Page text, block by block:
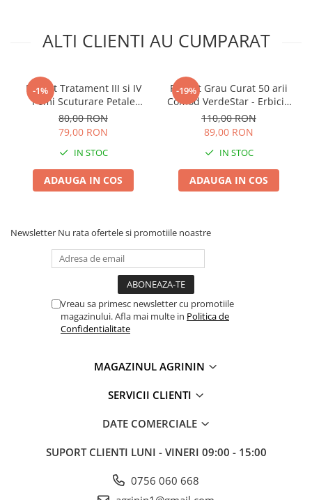
Diverse
Fierastraie manuale
Fire motocoasa
Flexuri si Polizoare
Gresor / Decalimetru
Hranitoare/ Adapatoare
Lama motofierastrau / drujba
Lubrifianti
Masca de sudura & accesori
Motocoasa si consumabile /
Set chei combinate
ALTI CLIENTI AU CUMPARAT
-1%
Pachet Tratament III si IV
Pomi Scuturare Petale
Solarex - Kit Profesional
Complet pentru 100L Apa
80,00 RON
79,00 RON
IN STOC
ADAUGA IN COS
-19%
Pachet Grau Curat 50 arii
Comod VerdeStar - Erbicid
Fungicid si Ingrasamant
Foliar pentru Suprafete Mici
110,00 RON
89,00 RON
IN STOC
ADAUGA IN COS
Newsletter Nu rata ofertele si promotiile noastre
Vreau sa primesc newsletter cu promotiile
magazinului. Afla mai multe in Politica de
Confidentialitate
MAGAZINUL AGRININ
SERVICII CLIENTI
DATE COMERCIALE
SUPORT CLIENTI LUNI - VINERI 09:00 - 15:00
0756 060 668